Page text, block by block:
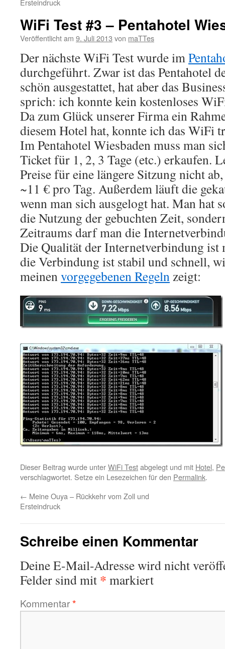
Ersteindruck
WiFi Test #3 – Pentahotel
Veröffentlicht am 9. Juli 2013 von maTTes
Der nächste WiFi Test wurde im
durchgeführt. Zwar ist das Pentahotel
schön ausgestattet, hat aber das
sprich: ich konnte kein kostenloses
Da zum Glück unserer Firma ein
diesem Hotel hat, konnte ich das WiFi
Im Pentahotel Wiesbaden muss man
Ticket für 1, 2, 3 Tage (etc.) erkaufen.
Preise für eine längere Sitzung nicht
~11 € pro Tag. Außerdem läuft die
wenn man sich ausgelogt hat. Man hat
die Nutzung der gebuchten Zeit,
Zeitraums darf man die
Die Qualität der Internetverbindung ist
die Verbindung ist stabil und schnell,
meinenvorgegebenen Regelnzeigt:
Dieser Beitrag wurde unterWiFi Testabgelegt und mit Hotel,
verschlagwortet. Setze ein Lesezeichen für den Permalink.
← Meine Ouya – Rückkehr vom Zoll und
Ersteindruck
Schreibe einen Kommentar
Deine E-Mail-Adresse wird nicht
Felder sind mit * markiert
Kommentar*